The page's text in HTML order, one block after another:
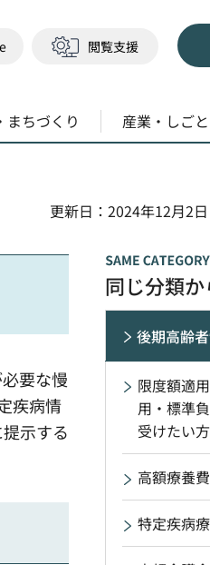
閲覧支援
まちづくり 産業・しごと
更新日：2024年12月2日
要な慢
疾病情
示する
同じ分類
後期高齢
限度額適
用・標準
受けたい
高額療養
特定疾病